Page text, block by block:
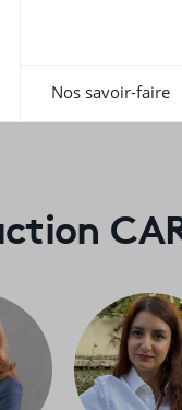
Nos savoir-faire